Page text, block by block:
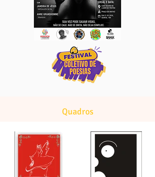
Quadros